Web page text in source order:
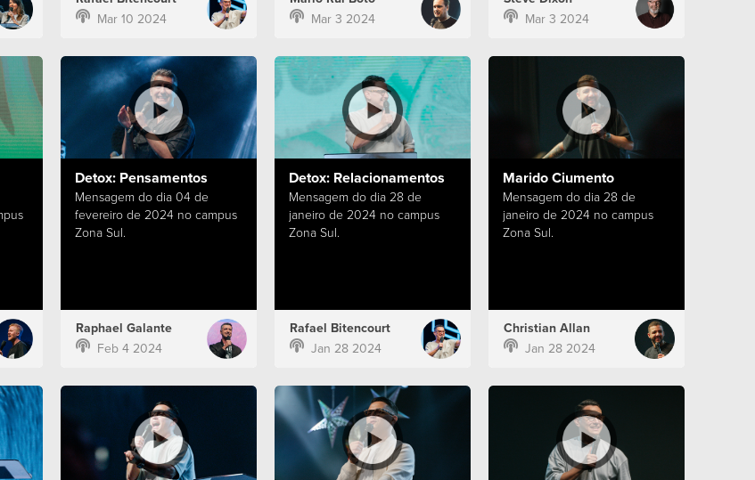
Mar 10 2024
Mar 3 2024
Mar 3 2024
Detox: Pensamentos
Mensagem do dia 04 de
fevereiro de 2024 no campus
Zona Sul.
Raphael Galante
Feb 4 2024
Detox: Relacionamentos
Mensagem do dia 28 de
janeiro de 2024 no campus
Zona Sul.
Rafael Bitencourt
Jan 28 2024
Marido Ciumento
Mensagem do dia 28 de
janeiro de 2024 no campus
Zona Sul.
Christian Allan
Jan 28 2024